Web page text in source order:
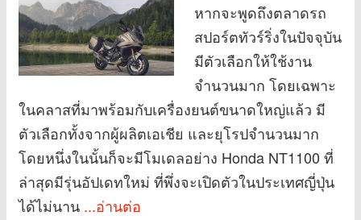
หากจะพูดถึงตลาดรถ
สปอร์ตทัวร์ริ่งในปัจจุบัน
มีตัวเลือกให้ใช้งาน
จำนวนมาก โดยเฉพาะ
ในคลาสที่มาพร้อมกับเครื่องยนต์ขนาดใหญ่แล้ว มี
ตัวเลือกทั้งจากผู้ผลิตเอเชีย และยุโรปจำนวนมาก
โดยหนึ่งในนั้นก็จะมีโมเดลอย่าง Honda NT1100 ที่
ล่าสุดมีรุ่นอัปเดทใหม่ ที่พึ่งจะเปิดตัวในประเทศญี่ปุ่น
ได้ไม่นาน ...อ่านต่อ